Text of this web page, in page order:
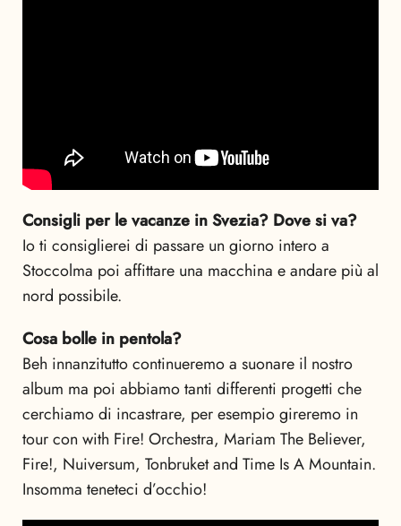
Consigli per le vacanze in Svezia? Dove si va?
Io ti consiglierei di passare un giorno intero a
Stoccolma poi affittare una macchina e andare più al
nord possibile.
Cosa bolle in pentola?
Beh innanzitutto continueremo a suonare il nostro
album ma poi abbiamo tanti differenti progetti che
cerchiamo di incastrare, per esempio gireremo in
tour con with Fire! Orchestra, Mariam The Believer,
Fire!, Nuiversum, Tonbruket and Time Is A Mountain.
Insomma teneteci d’occhio!